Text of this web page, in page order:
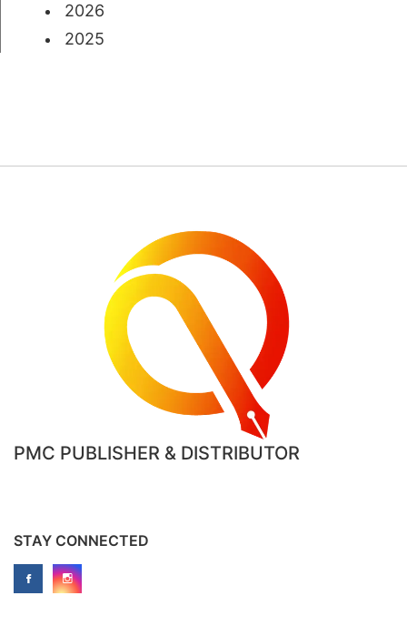
2026
2025
PMC PUBLISHER & DISTRIBUTOR
STAY CONNECTED